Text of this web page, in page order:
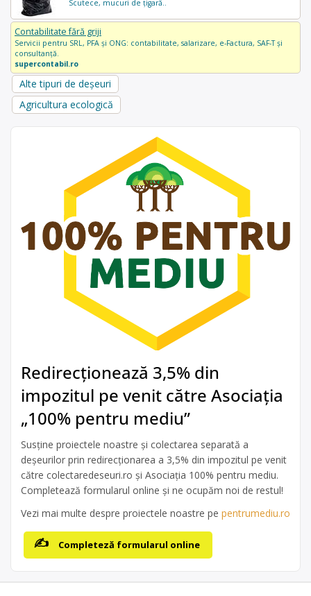
Scutece, mucuri de țigară..
Contabilitate fără griji
Servicii pentru SRL, PFA și ONG: contabilitate, salarizare, e-Factura, SAF-T și
consultanță.
supercontabil.ro
Alte tipuri de deșeuri
Agricultura ecologică
Redirecționează 3,5% din
impozitul pe venit către Asociația
„100% pentru mediu”
Susține proiectele noastre și colectarea separată a
deșeurilor prin redirecționarea a 3,5% din impozitul pe venit
către colectaredeseuri.ro și Asociația 100% pentru mediu.
Completează formularul online și ne ocupăm noi de restul!
Vezi mai multe despre proiectele noastre pe pentrumediu.ro
Completeză formularul online